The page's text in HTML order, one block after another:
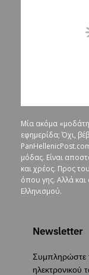
Μία ακόμα
εφημερίδα; Όχι,
μόδας. Είναι
και χρέος. Προς
όπου γης. Αλλά και
Ελληνισμού.
Newsletter
Συμπληρώστε
ηλεκτρονικού